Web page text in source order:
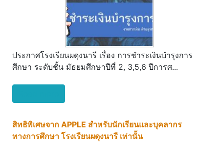
ประกาศโรงเรียนผดุงนารี เรื่อง การชำระเงินบำรุงการ
ศึกษา ระดับชั้น มัธยมศึกษาปีที่ 2, 3,5,6 ปีการศ...
สิทธิพิเศษจาก APPLE สำหรับนักเรียนและบุคลากร
ทางการศึกษา โรงเรียนผดุงนารี เท่านั้น